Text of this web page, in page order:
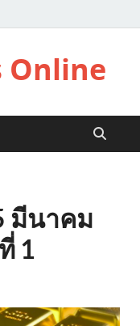
Online
มีนาคม
1